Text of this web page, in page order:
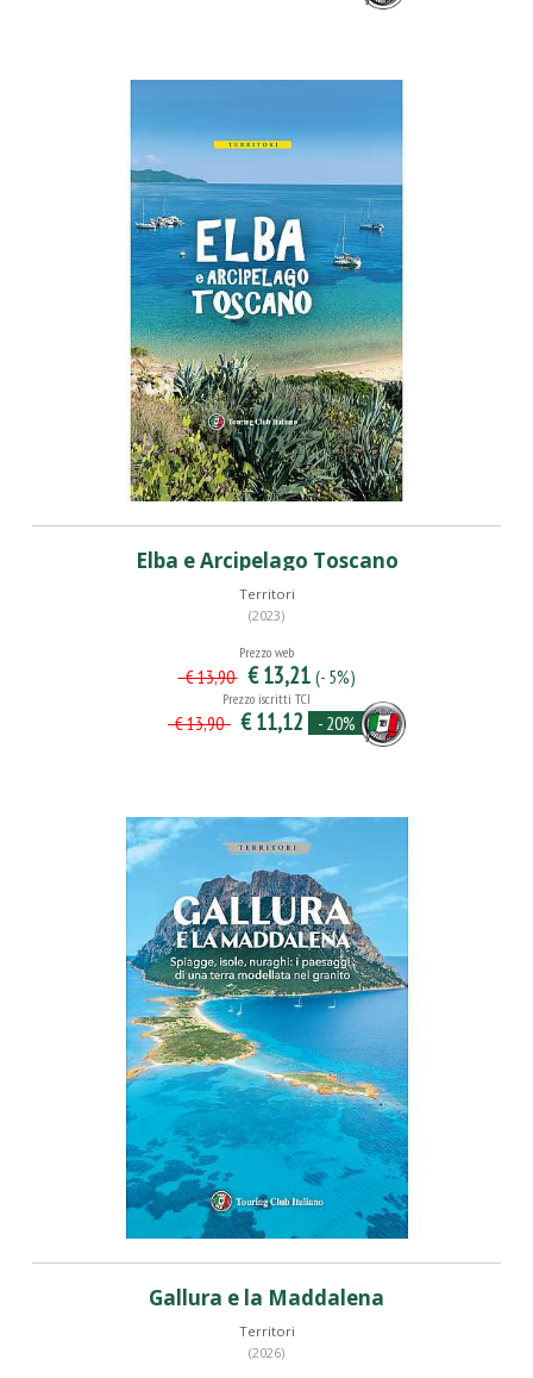
Elba e Arcipelago Toscano
Territori
(2023)
Prezzo web
€ 13,90 € 13,21 (- 5%)
Prezzo iscritti TCI
€ 13,90 € 11,12 - 20%
Gallura e la Maddalena
Territori
(2026)